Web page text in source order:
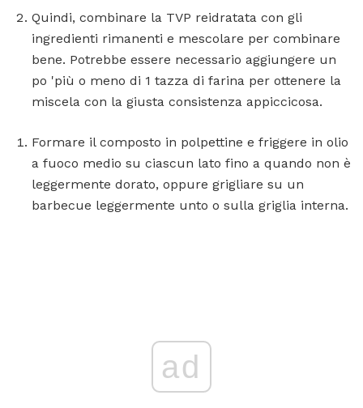
Quindi, combinare la TVP reidratata con gli
ingredienti rimanenti e mescolare per combinare
bene. Potrebbe essere necessario aggiungere un
po 'più o meno di 1 tazza di farina per ottenere la
miscela con la giusta consistenza appiccicosa.
Formare il composto in polpettine e friggere in olio
a fuoco medio su ciascun lato fino a quando non è
leggermente dorato, oppure grigliare su un
barbecue leggermente unto o sulla griglia interna.
ad